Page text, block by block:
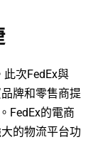
次FedEx與
牌和零售商提
FedEx的電商
的物流平台功